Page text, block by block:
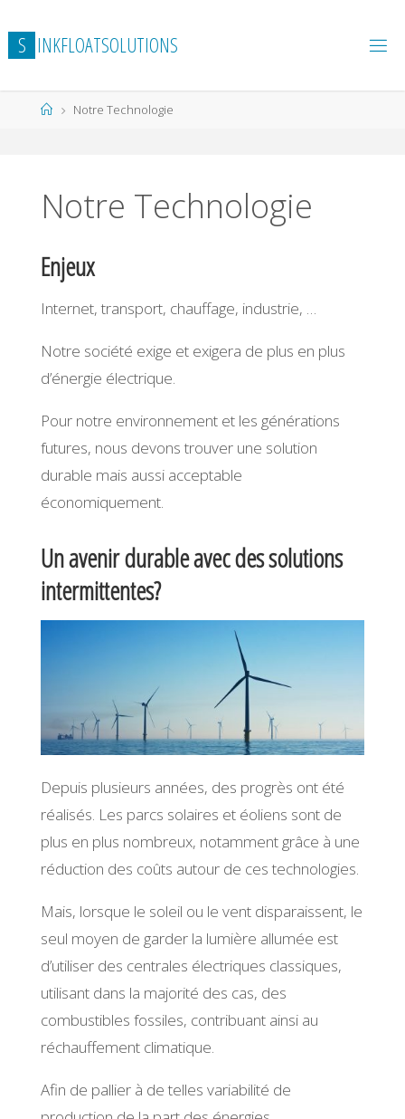
to
content
S INKFLOATSOLUTIONS
HomeNotre Technologie
Notre Technologie
Enjeux
Internet, transport, chauffage, industrie, …
Notre société exige et exigera de plus en plus
d’énergie électrique.
Pour notre environnement et les générations
futures, nous devons trouver une solution
durable mais aussi acceptable
économiquement.
Un avenir durable avec des solutions
intermittentes?
Depuis plusieurs années, des progrès ont été
réalisés. Les parcs solaires et éoliens sont de
plus en plus nombreux, notamment grâce à une
réduction des coûts autour de ces technologies.
Mais, lorsque le soleil ou le vent disparaissent, le
seul moyen de garder la lumière allumée est
d’utiliser des centrales électriques classiques,
utilisant dans la majorité des cas, des
combustibles fossiles, contribuant ainsi au
réchauffement climatique.
Afin de pallier à de telles variabilité de